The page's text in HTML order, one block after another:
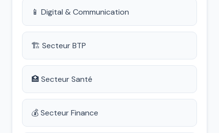
📱 Digital & Communication
🏗️ Secteur BTP
🏥 Secteur Santé
💰 Secteur Finance